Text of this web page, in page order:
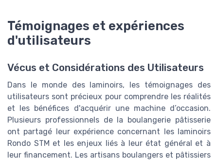
Témoignages et expériences
d'utilisateurs
Vécus et Considérations des Utilisateurs
Dans le monde des laminoirs, les témoignages des
utilisateurs sont précieux pour comprendre les réalités
et les bénéfices d'acquérir une machine d’occasion.
Plusieurs professionnels de la boulangerie pâtisserie
ont partagé leur expérience concernant les laminoirs
Rondo STM et les enjeux liés à leur état général et à
leur financement. Les artisans boulangers et pâtissiers